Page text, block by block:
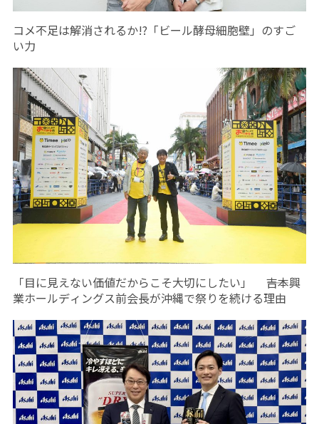
コメ不足は解消されるか!?「ビール酵母細胞壁」のすご
い力
「目に見えない価値だからこそ大切にしたい」 ――吉本興
業ホールディングス前会長が沖縄で祭りを続ける理由